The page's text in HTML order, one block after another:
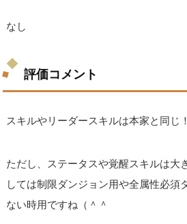
なし
評価コメント
スキルやリーダースキルは本家と同じ！
ただし、ステータスや覚醒スキルは大
しては制限ダンジョン用や全属性必須
ない時用ですね（＾＾